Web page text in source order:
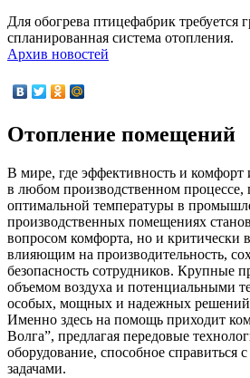
Для обогрева птицефабрик требуется
спланированная система отопления.
Архив новостей
Отопление помещений
В мире, где эффективность и
в любом производственном процессе,
оптимальной температуры в
производственных помещениях
вопросом комфорта, но и критически
влияющим на производительность,
безопасность сотрудников. Крупные
объемом воздуха и потенциальными
особых, мощных и надежных решений
Именно здесь на помощь приходит
Волга”, предлагая передовые
оборудование, способное
задачами.